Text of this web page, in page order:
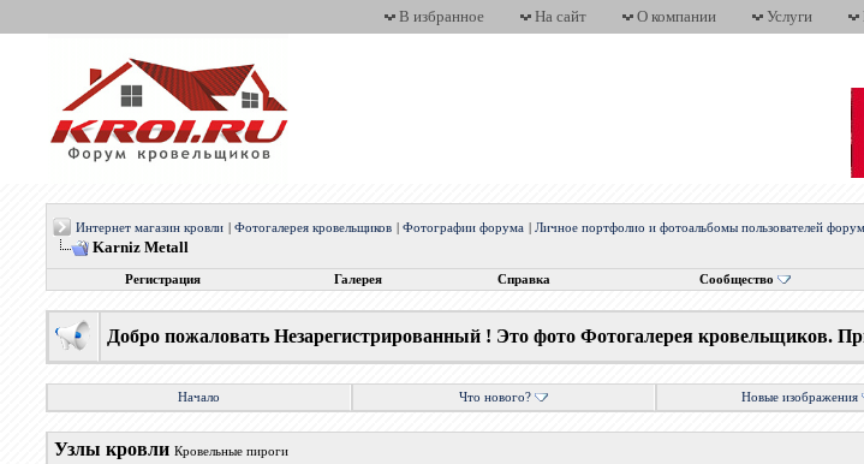
В избранное На сайт О компании Услуги
Интернет магазин кровли |Фотогалерея кровельщиков |Фотографии форума |Личное портфолио и фотоальбомы пользователей
Karniz Metall
Регистрация Галерея Справка Сообщество
Добро пожаловать Незарегистрированный ! Это фото Фотогалерея кровельщиков.
Начало Что нового? Новые изображения
Узлы кровли Кровельные пироги